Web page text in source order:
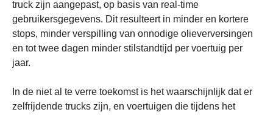
truck zijn aangepast, op basis van real-time
gebruikersgegevens. Dit resulteert in minder en kortere
stops, minder verspilling van onnodige olieverversingen
en tot twee dagen minder stilstandtijd per voertuig per
jaar.
In de niet al te verre toekomst is het waarschijnlijk dat er
zelfrijdende trucks zijn, en voertuigen die tijdens het